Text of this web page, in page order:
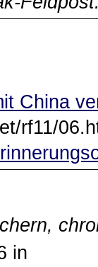
China
rf11/
in